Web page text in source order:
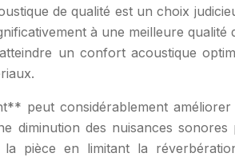
de qualité est un choix
à une meilleure
un confort acoustique
peut considérablement améliorer
diminution des nuisances
pièce en limitant la